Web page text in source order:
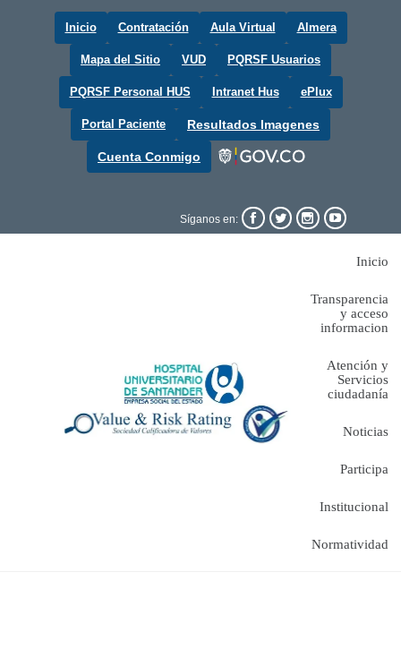
Inicio Contratación Aula Virtual Almera
Mapa del Sitio VUD PQRSF Usuarios
PQRSF Personal HUS Intranet Hus ePlux
Portal Paciente Resultados Imagenes
Cuenta Conmigo
Síganos en:    
Inicio
Transparencia
y acceso
informacion
Atención y
Servicios
ciudadanía
Noticias
Participa
Institucional
Normatividad